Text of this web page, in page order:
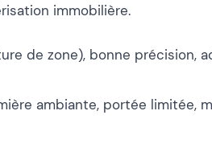
immobilière.
de zone), bonne précision,
ambiante, portée limitée,